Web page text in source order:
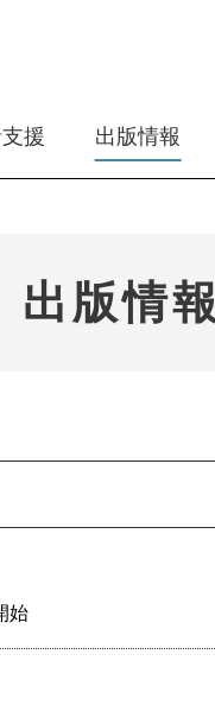
援 出版情報
出版情報
始